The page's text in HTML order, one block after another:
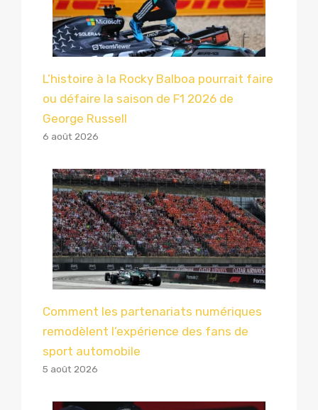
L’histoire à la Rocky Balboa pourrait faire
ou défaire la saison de F1 2026 de
George Russell
6 août 2026
Comment les partenariats numériques
remodèlent l’expérience des fans de
sport automobile
5 août 2026